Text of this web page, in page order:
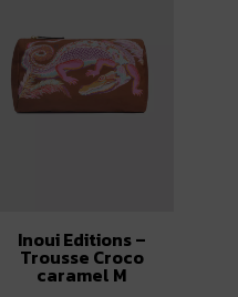
Inoui Editions –
Trousse Croco
caramel M